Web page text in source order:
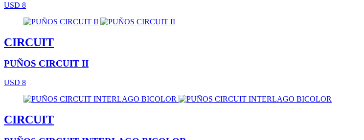
USD 8
CIRCUIT
PUÑOS CIRCUIT II
USD 8
CIRCUIT